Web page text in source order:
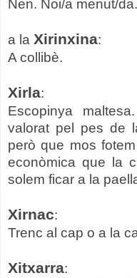
Nen. Noi/a menut/
a la Xirinxina:
A collibè.
Xirla:
Escopinya
valorat pel pes de
però que mos
econòmica que la
solem ficar a la
Xirnac:
Trenc al cap o a la
Xitxarra: